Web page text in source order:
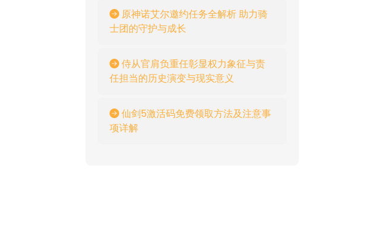
原神诺艾尔邀约任务全解析 助力骑
士团的守护与成长
侍从官肩负重任彰显权力象征与责
任担当的历史演变与现实意义
仙剑5激活码免费领取方法及注意事
项详解